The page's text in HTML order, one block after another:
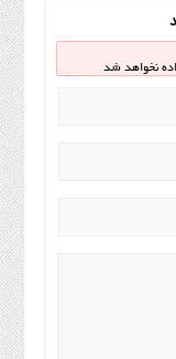
نخواهد شد